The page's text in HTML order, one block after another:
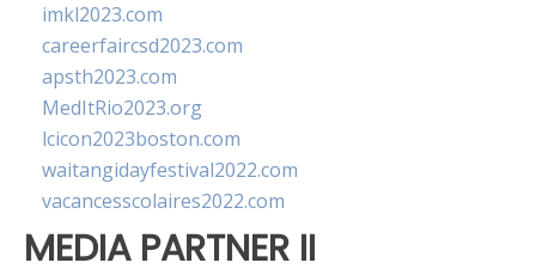
imkl2023.com
careerfaircsd2023.com
apsth2023.com
MedItRio2023.org
lcicon2023boston.com
waitangidayfestival2022.com
vacancesscolaires2022.com
MEDIA PARTNER II